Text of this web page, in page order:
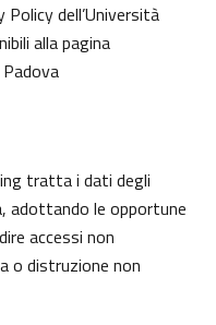
dell’Università
alla pagina
tratta i dati degli
adottando le opportune
accessi non
o distruzione non